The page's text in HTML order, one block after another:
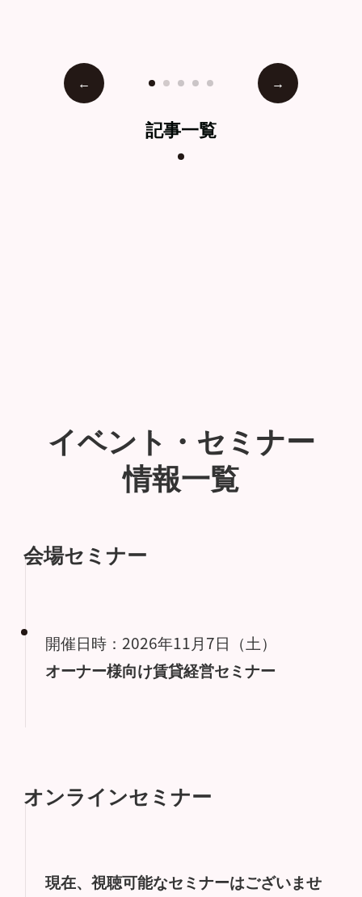
記事一覧
イベント・セミナー
情報一覧
会場セミナー
開催日時：2026年11月7日（土）
オーナー様向け賃貸経営セミナー
オンラインセミナー
現在、視聴可能なセミナーはございませ